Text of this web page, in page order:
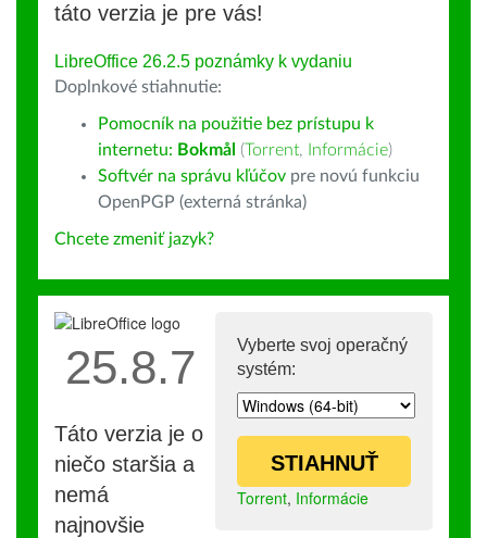
táto verzia je pre vás!
LibreOffice 26.2.5 poznámky k vydaniu
Doplnkové stiahnutie:
Pomocník na použitie bez prístupu k
internetu: Bokmål (Torrent, Informácie)
Softvér na správu kľúčov pre novú funkciu
OpenPGP (externá stránka)
Chcete zmeniť jazyk?
Vyberte svoj operačný
systém:
STIAHNUŤ
Torrent, Informácie
25.8.7
Táto verzia je o
niečo staršia a
nemá
najnovšie